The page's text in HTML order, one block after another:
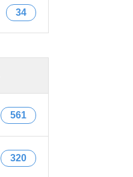
34
561
320